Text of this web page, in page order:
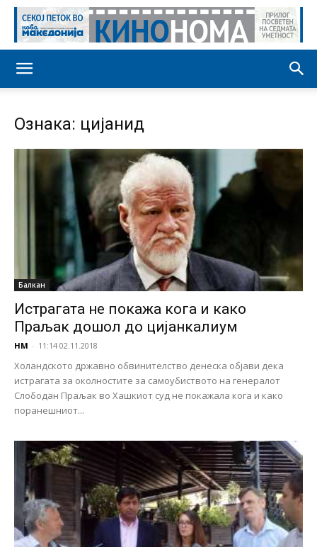
Ознака: цијанид
Балкан
Истрагата не покажа кога и како
Праљак дошол до цијанкалиум
НМ - 11:14 02.11.2018
Холандското државно обвинителство денеска објави дека
истрагата за околностите за самоубиството на генералот
Слободан Праљак во Хашкиот суд не покажала кога и како
поранешниот...